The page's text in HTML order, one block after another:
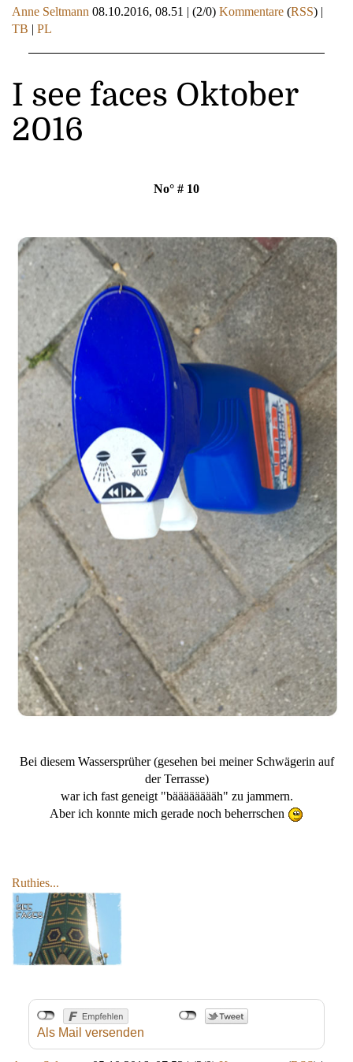
Anne Seltmann 08.10.2016, 08.51 | (2/0) Kommentare (RSS) |
TB | PL
I see faces Oktober
2016
No° # 10
Bei diesem Wassersprüher (gesehen bei meiner Schwägerin auf
der Terrasse)
war ich fast geneigt "bääääääääh" zu jammern.
Aber ich konnte mich gerade noch beherrschen
Ruthies...
Als Mail versenden